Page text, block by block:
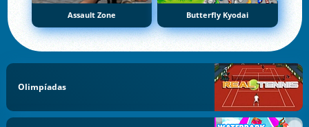
Assault Zone Butterfly Kyodai
Olimpíadas